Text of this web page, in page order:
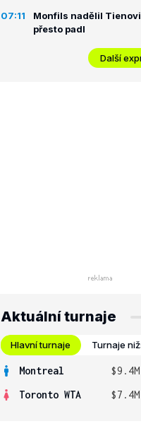
07:11
Monfils nadělil Tienovi
přesto padl
Další
Aktuální turnaje
Hlavní turnaje Turnaje
Montreal $9.4M
Toronto WTA
$7.4M